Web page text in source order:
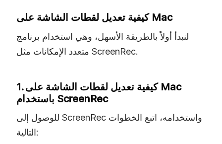
كيفية تعديل لقطات الشاشة على Mac
لنبدأ أولاً بالطريقة الأسهل، وهي استخدام برنامج
متعدد الإمكانات مثل ScreenRec.
1. كيفية تعديل لقطات الشاشة على Mac
باستخدام ScreenRec
للوصول إلى ScreenRec واستخدامه، اتبع الخطوات
التالية: